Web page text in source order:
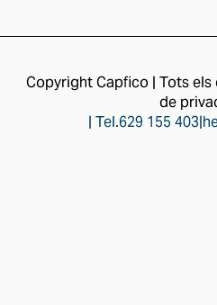
Copyright Capfico | Tots
de
| Tel.629 155 403|